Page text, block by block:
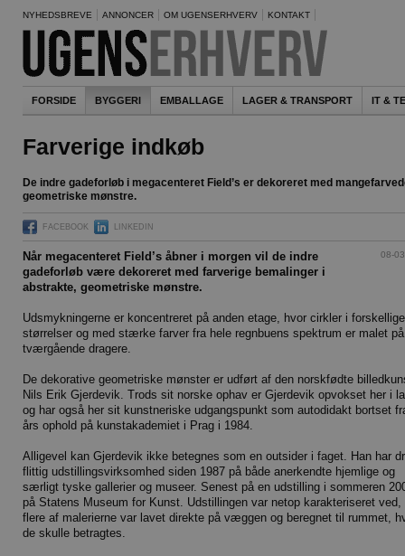
NYHEDSBREVE ANNONCER OM UGENSERHVERV KONTAKT
FORSIDE BYGGERI EMBALLAGE LAGER & TRANSPORT IT &
Farverige indkøb
De indre gadeforløb i megacenteret Field’s er dekoreret med
geometriske mønstre.
FACEBOOK LINKEDIN
08-
Når megacenteret Field’s åbner i morgen vil de indre
gadeforløb være dekoreret med farverige bemalinger i
abstrakte, geometriske mønstre.
Udsmykningerne er koncentreret på anden etage, hvor cirkler i forskellige
størrelser og med stærke farver fra hele regnbuens spektrum er malet
tværgående dragere.
De dekorative geometriske mønster er udført af den norskfødte
Nils Erik Gjerdevik. Trods sit norske ophav er Gjerdevik opvokset her i
og har også her sit kunstneriske udgangspunkt som autodidakt bortset
års ophold på kunstakademiet i Prag i 1984.
Alligevel kan Gjerdevik ikke betegnes som en outsider i faget. Han har
flittig udstillingsvirksomhed siden 1987 på både anerkendte hjemlige og
særligt tyske gallerier og museer. Senest på en udstilling i sommeren
på Statens Museum for Kunst. Udstillingen var netop karakteriseret ved,
flere af malerierne var lavet direkte på væggen og beregnet til rummet,
de skulle betragtes.